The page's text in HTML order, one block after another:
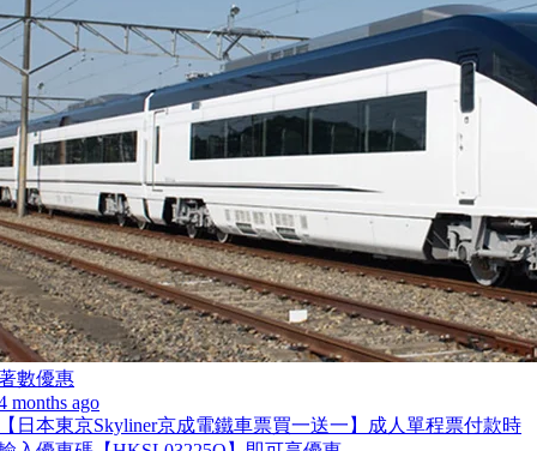
數優惠
months ago
日本東京Skyliner京成電鐵車票買一送一】成人單程票付款時